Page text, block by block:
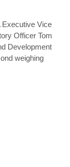
Executive Vice
Officer Tom
Development
weighing